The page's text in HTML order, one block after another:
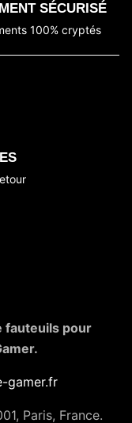
SÉCURISÉ
100% cryptés
fauteuils pour
gamer.fr
Paris, France.